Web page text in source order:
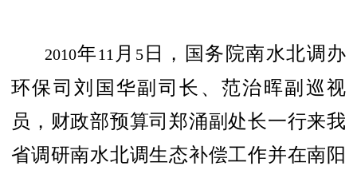
2010年11 月 5日，国务院南水北调办
环保司刘国华副司长、范治晖副巡视
员，财政部预算司郑涌副处长一行来我
省调研南水北调生态补偿工作并在南阳